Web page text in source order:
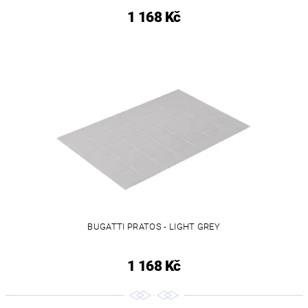
1 168 Kč
BUGATTI PRATOS - LIGHT GREY
1 168 Kč